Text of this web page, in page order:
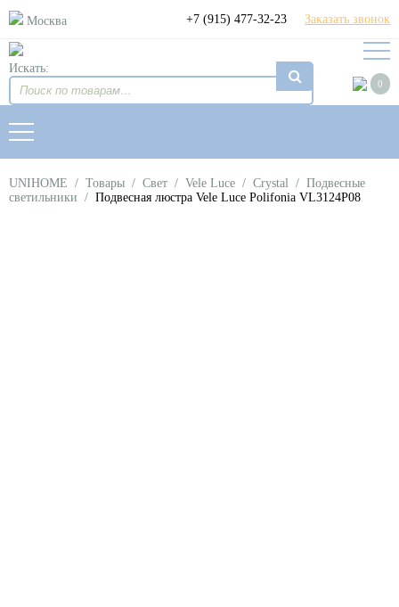
Москва +7 (915) 477-32-23 Заказать звонок
Искать:
0
UNIHOME / Товары / Свет / Vele Luce / Crystal / Подвесные
светильники / Подвесная люстра Vele Luce Polifonia VL3124P08